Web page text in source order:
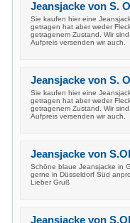
Jeansjacke von S.
Sie kaufen hier eine
getragen hat aber weder
getragenem Zustand. Wir
Aufpreis versenden wir auch.
Jeansjacke von S.
Sie kaufen hier eine
getragen hat aber weder
getragenem Zustand. Wir
Aufpreis versenden wir auch.
Jeansjacke von
Schöne blaue Jeansjacke in
gerne in Düsseldorf Süd
Lieber Gruß
Jeansjacke von